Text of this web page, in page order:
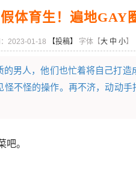
体育生！遍地GAY
2023-01-18 【投稿】 字体【大 中 小】
的男人，他们也忙着将自己打造
怪不怪的操作。再不济，动动
吧。